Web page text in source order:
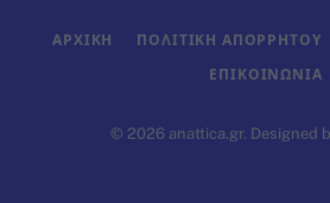
ΑΡΧΙΚΗ ΠΟΛΙΤΙΚΗ ΑΠΟΡΡΗΤΟΥ
ΕΠΙΚΟΙΝΩΝΊΑ
© 2026 anattica.gr. Designed